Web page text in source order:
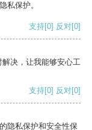
私保护。
支持[0] 反对[0]
决，让我能够安心工
支持[0] 反对[0]
隐私保护和安全性保